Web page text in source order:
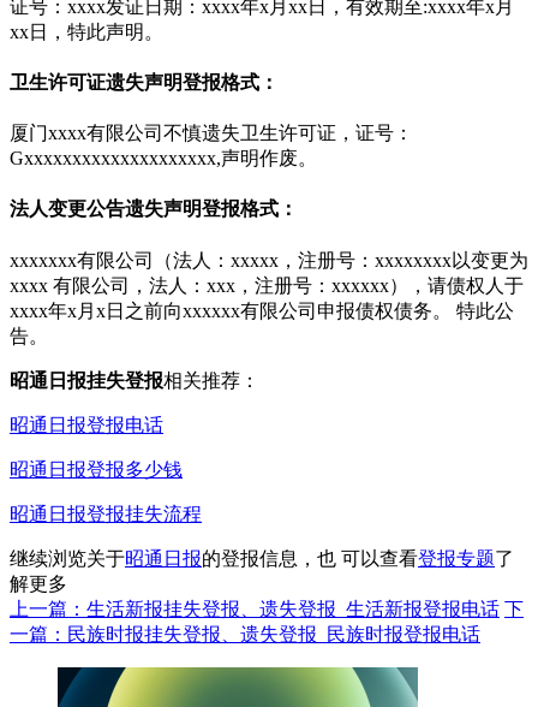
证号：xxxx发证日期：xxxx年x月xx日，有效期至:xxxx年x月
xx日，特此声明。
卫生许可证遗失声明登报格式：
厦门xxxx有限公司不慎遗失卫生许可证，证号：
Gxxxxxxxxxxxxxxxxxxxx,声明作废。
法人变更公告遗失声明登报格式：
xxxxxxx有限公司（法人：xxxxx，注册号：xxxxxxxx以变更为
xxxx 有限公司，法人：xxx，注册号：xxxxxx），请债权人于
xxxx年x月x日之前向xxxxxx有限公司申报债权债务。 特此公
告。
昭通日报挂失登报相关推荐：
昭通日报登报电话
昭通日报登报多少钱
昭通日报登报挂失流程
继续浏览关于昭通日报的登报信息，也 可以查看登报专题了
解更多
上一篇：生活新报挂失登报、遗失登报_生活新报登报电话 下
一篇：民族时报挂失登报、遗失登报_民族时报登报电话